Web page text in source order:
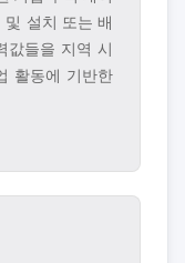
설치 또는 배
값들을 지역 시
활동에 기반한